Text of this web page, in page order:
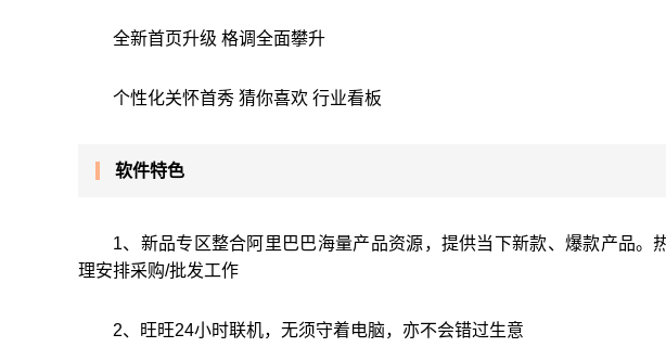
全新首页升级 格调全面攀升
个性化关怀首秀 猜你喜欢 行业看板
软件特色
1、新品专区整合阿里巴巴海量产品资源，提供当下新款、爆款产品。
理安排采购/批发工作
2、旺旺24小时联机，无须守着电脑，亦不会错过生意